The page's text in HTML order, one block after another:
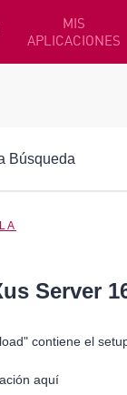
MIS
APLICACIONES